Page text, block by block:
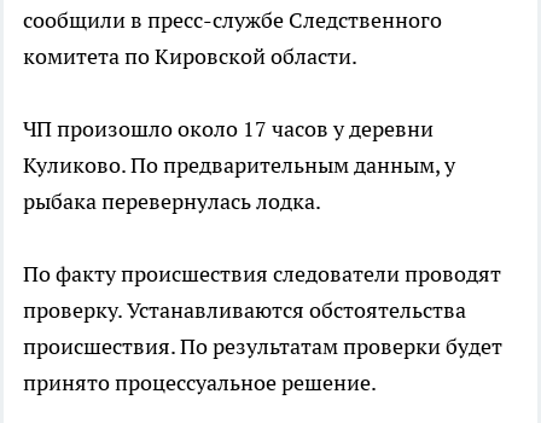
сообщили в пресс-службе Следственного
комитета по Кировской области.
ЧП произошло около 17 часов у деревни
Куликово. По предварительным данным, у
рыбака перевернулась лодка.
По факту происшествия следователи проводят
проверку. Устанавливаются обстоятельства
происшествия. По результатам проверки будет
принято процессуальное решение.